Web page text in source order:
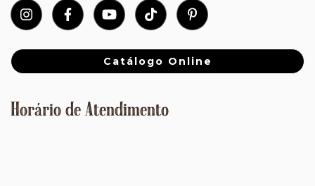
Catálogo Online
Horário de Atendimento